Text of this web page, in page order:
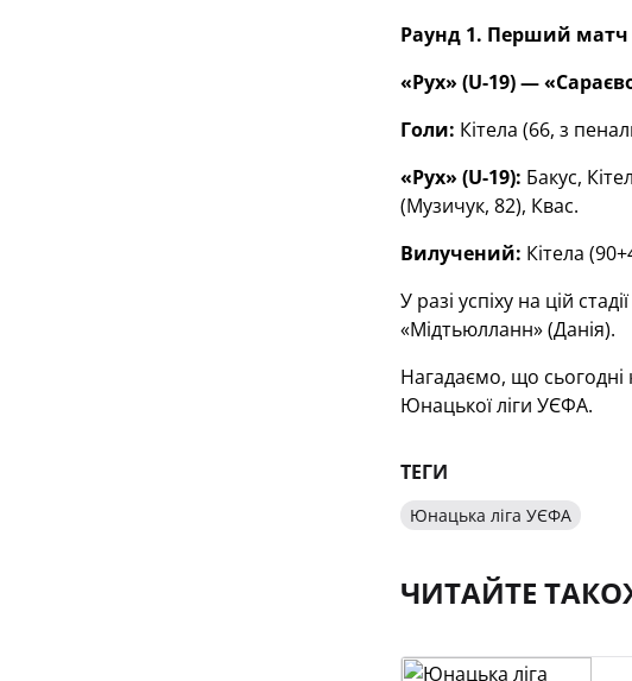
Раунд 1. Перший матч
«Рух» (U-19)—
Голи: Кітела (66, з
«Рух» (U-19): Бакус,
(Музичук, 82), Квас.
Вилучений: Кітела
У разі успіху на цій
«Мідтьюлланн» (Данія).
Нагадаємо, що
Юнацької ліги УЄФА.
ТЕГИ
Юнацька ліга УЄФА
ЧИТАЙТЕ